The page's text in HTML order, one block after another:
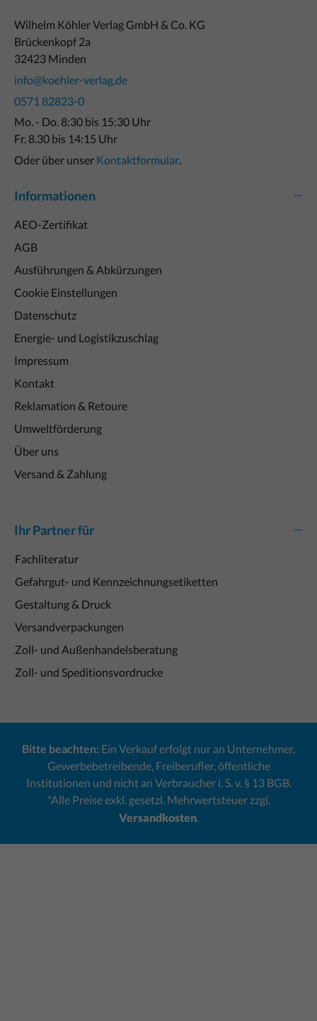
Wilhelm Köhler Verlag GmbH & Co. KG
Brückenkopf 2a
32423 Minden
info@koehler-verlag.de
0571 82823-0
Mo. - Do. 8:30 bis 15:30 Uhr
Fr. 8.30 bis 14:15 Uhr
Oder über unser Kontaktformular
Informationen
AEO-Zertifikat
AGB
Ausführungen & Abkürzungen
Cookie Einstellungen
Datenschutz
Energie- und Logistikzuschlag
Impressum
Kontakt
Reklamation & Retoure
Umweltförderung
Über uns
Versand & Zahlung
Ihr Partner für
Fachliteratur
Gefahrgut- und Kennzeichnungsetiketten
Gestaltung & Druck
Versandverpackungen
Zoll- und Außenhandelsberatung
Zoll- und Speditionsvordrucke
Bitte beachten: Ein Verkauf erfolgt nur an Unternehmer,
Gewerbebetreibende, Freiberufler, öffentliche
Institutionen und nicht an Verbraucher i. S. v. § 13 BGB.
*Alle Preise exkl. gesetzl. Mehrwertsteuer zzgl.
Versandkosten.